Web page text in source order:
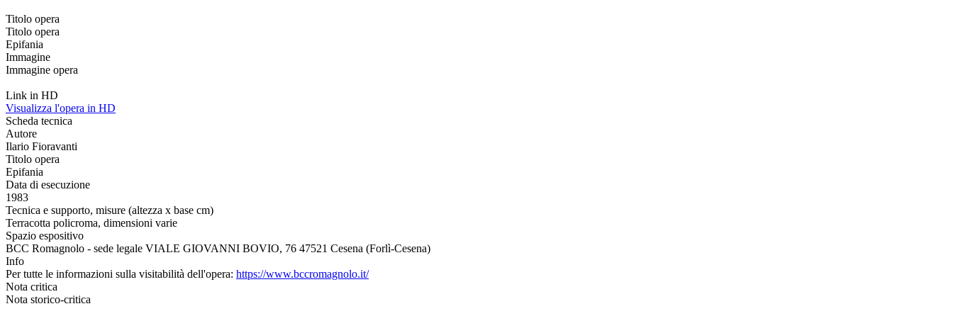
Titolo opera
Titolo opera
Epifania
Immagine
Immagine opera
Link in HD
Visualizza l'opera in HD
Scheda tecnica
Autore
Ilario Fioravanti
Titolo opera
Epifania
Data di esecuzione
1983
Tecnica e supporto, misure (altezza x base cm)
Terracotta policroma, dimensioni varie
Spazio espositivo
BCC Romagnolo - sede legale VIALE GIOVANNI BOVIO, 76 47521 Cesena (Forlì-Cesena)
Info
Per tutte le informazioni sulla visitabilità dell'opera: https://www.bccromagnolo.it/
Nota critica
Nota storico-critica